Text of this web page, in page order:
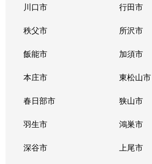
川口市 行田市
秩父市 所沢市
飯能市 加須市
本庄市 東松山市
春日部市 狭山市
羽生市 鴻巣市
深谷市 上尾市